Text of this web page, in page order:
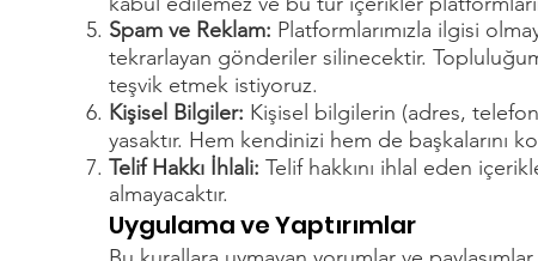
Spam ve Reklam: Platformlarımızla ilgisi
tekrarlayan gönderiler silinecektir.
teşvik etmek istiyoruz.
Kişisel Bilgiler: Kişisel bilgilerin (adres,
yasaktır. Hem kendinizi hem de başkalarını
Telif Hakkı İhlali: Telif hakkını ihlal eden
almayacaktır.
Uygulama ve Yaptırımlar